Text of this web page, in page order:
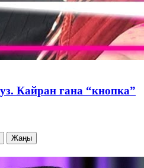
Кайран гана “кнопка”
Жаңы